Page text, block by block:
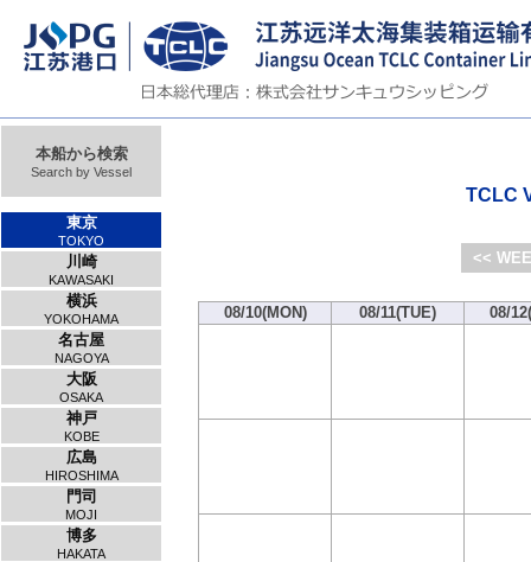
本船から検索
Search by Vessel
東京
TOKYO
川崎
KAWASAKI
横浜
YOKOHAMA
名古屋
NAGOYA
大阪
OSAKA
神戸
KOBE
広島
HIROSHIMA
門司
MOJI
博多
HAKATA
TCLC
<<
08/10(MON) 08/11(TUE) 08/